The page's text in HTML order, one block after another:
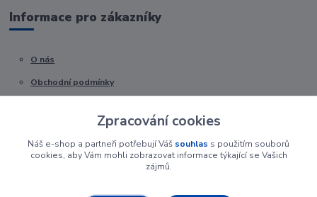
Informace pro zákazníky
O nás
Obchodní podmínky
Zpracování cookies
Náš e-shop a partneři potřebují Váš souhlas s použitím souborů
cookies, aby Vám mohli zobrazovat informace týkající se Vašich
zájmů.